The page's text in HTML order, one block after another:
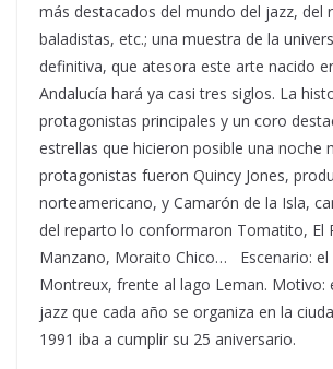
más destacados del mundo del jazz, del
baladistas, etc.; una muestra de la
definitiva, que atesora este arte nacido
Andalucía hará ya casi tres siglos. La
protagonistas principales y un coro
estrellas que hicieron posible una noche
protagonistas fueron Quincy Jones,
norteamericano, y Camarón de la Isla,
del reparto lo conformaron Tomatito, El
Manzano, Moraito Chico… Escenario: el
Montreux, frente al lago Leman. Motivo:
jazz que cada año se organiza en la
1991 iba a cumplir su 25 aniversario.